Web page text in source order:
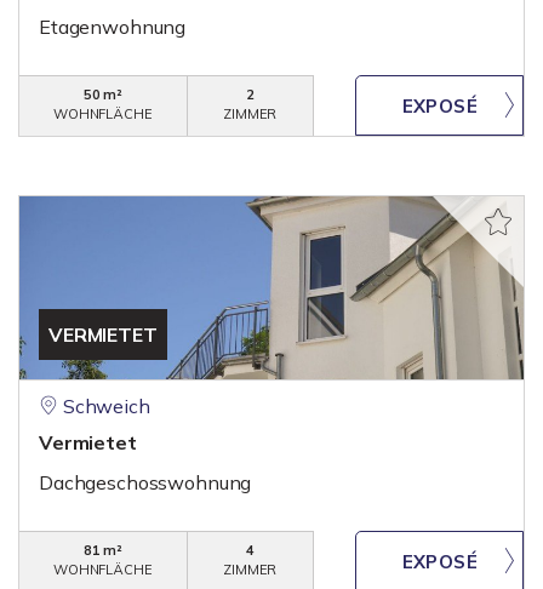
Etagenwohnung
50 m²
WOHNFLÄCHE
2
ZIMMER
VERMIETET
Schweich
Vermietet
Dachgeschosswohnung
81 m²
WOHNFLÄCHE
4
ZIMMER